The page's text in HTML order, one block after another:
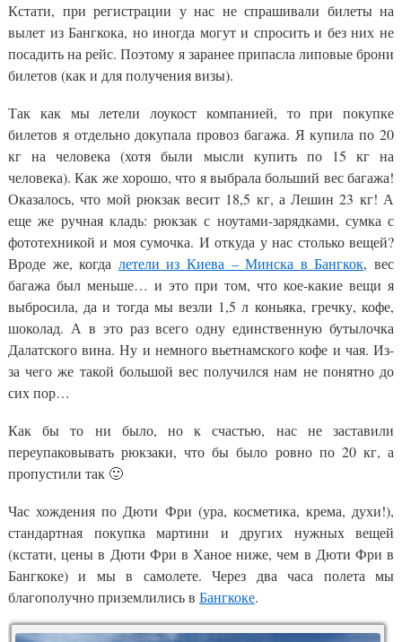
Кстати, при регистрации у нас не спрашивали билеты на
вылет из Бангкока, но иногда могут и спросить и без них не
посадить на рейс. Поэтому я заранее припасла липовые брони
билетов (как и для получения визы).
Так как мы летели лоукост компанией, то при покупке
билетов я отдельно докупала провоз багажа. Я купила по 20
кг на человека (хотя были мысли купить по 15 кг на
человека). Как же хорошо, что я выбрала больший вес багажа!
Оказалось, что мой рюкзак весит 18,5 кг, а Лешин 23 кг! А
еще же ручная кладь: рюкзак с ноутами-зарядками, сумка с
фототехникой и моя сумочка. И откуда у нас столько вещей?
Вроде же, когда летели из Киева – Минска в Бангкок, вес
багажа был меньше… и это при том, что кое-какие вещи я
выбросила, да и тогда мы везли 1,5 л коньяка, гречку, кофе,
шоколад. А в это раз всего одну единственную бутылочка
Далатского вина. Ну и немного вьетнамского кофе и чая. Из-
за чего же такой большой вес получился нам не понятно до
сих пор…
Как бы то ни было, но к счастью, нас не заставили
переупаковывать рюкзаки, что бы было ровно по 20 кг, а
пропустили так 🙂
Час хождения по Дюти Фри (ура, косметика, крема, духи!),
стандартная покупка мартини и других нужных вещей
(кстати, цены в Дюти Фри в Ханое ниже, чем в Дюти Фри в
Бангкоке) и мы в самолете. Через два часа полета мы
благополучно приземлились в Бангкоке.